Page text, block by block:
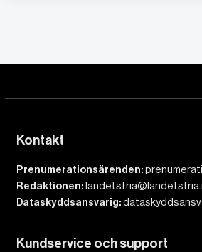
Kontakt
Prenumerationsärenden:
Redaktionen:
Dataskyddsansvarig:
Kundservice och support